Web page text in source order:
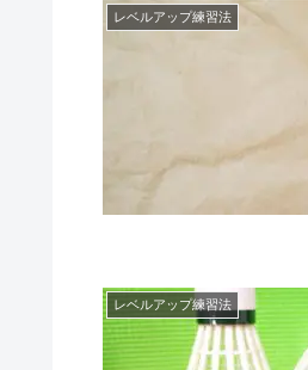
レベルアップ練習法
レベルアップ練習法